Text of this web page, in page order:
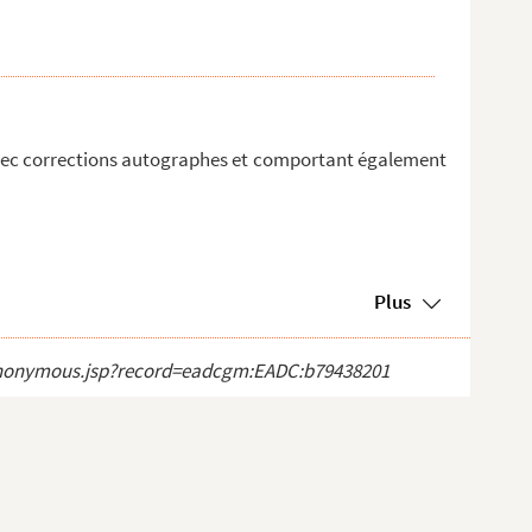
corrections autographes et comportant également
Plus